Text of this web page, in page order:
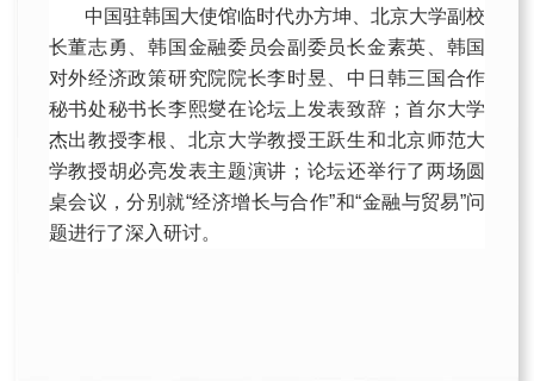
中国驻韩国大使馆临时代办方坤、北京大学副校
长董志勇、韩国金融委员会副委员长金素英、韩国
对外经济政策研究院院长李时昱、中日韩三国合作
秘书处秘书长李熙燮在论坛上发表致辞；首尔大学
杰出教授李根、北京大学教授王跃生和北京师范大
学教授胡必亮发表主题演讲；论坛还举行了两场圆
桌会议，分别就“经济增长与合作”和“金融与贸易”问
题进行了深入研讨。